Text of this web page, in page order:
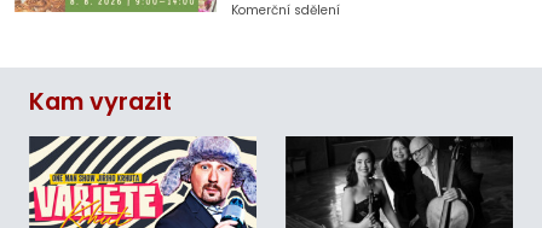
Komerční sdělení
Kam vyrazit